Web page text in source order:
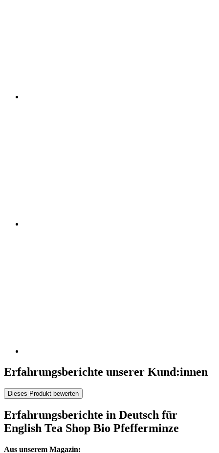
Erfahrungsberichte unserer Kund:innen
Dieses Produkt bewerten
Erfahrungsberichte in Deutsch für
English Tea Shop Bio Pfefferminze
Aus unserem Magazin: